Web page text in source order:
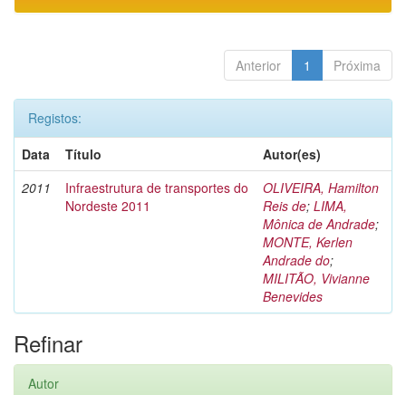
Anterior 1 Próxima
Registos:
Data
Título
Autor(es)
2011
Infraestrutura de transportes do
Nordeste 2011
OLIVEIRA, Hamilton
Reis de; LIMA,
Mônica de Andrade;
MONTE, Kerlen
Andrade do;
MILITÃO, Vivianne
Benevides
Refinar
Autor